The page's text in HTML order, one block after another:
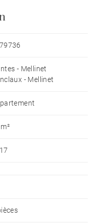
deux chambres dont
séduits par le
un garage double
moyen de la
- Mellinet
- Mellinet